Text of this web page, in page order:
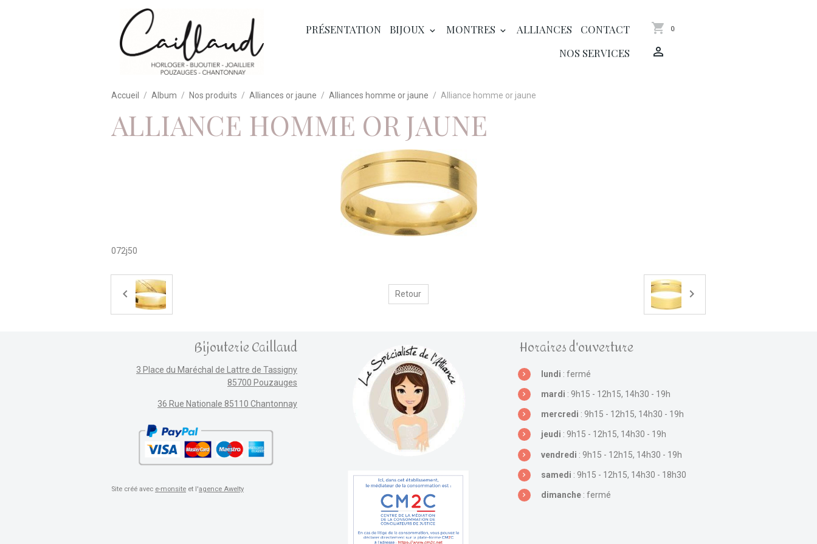
PRÉSENTATION BIJOUX MONTRES ALLIANCES
CONTACT
NOS SERVICES
0
Accueil Album Nos produits Alliances or jaune Alliances homme or jaune Alliance homme or jaune
ALLIANCE HOMME OR JAUNE
072j50
Retour
Bijouterie Caillaud
3 Place du Maréchal de Lattre de Tassigny
85700 Pouzauges
36 Rue Nationale 85110 Chantonnay
Site créé avec e-monsite et l'agence Awelty
Horaires d'ouverture
lundi : fermé
mardi : 9h15 - 12h15, 14h30 - 19h
mercredi : 9h15 - 12h15, 14h30 - 19h
jeudi : 9h15 - 12h15, 14h30 - 19h
vendredi : 9h15 - 12h15, 14h30 - 19h
samedi : 9h15 - 12h15, 14h30 - 18h30
dimanche : fermé